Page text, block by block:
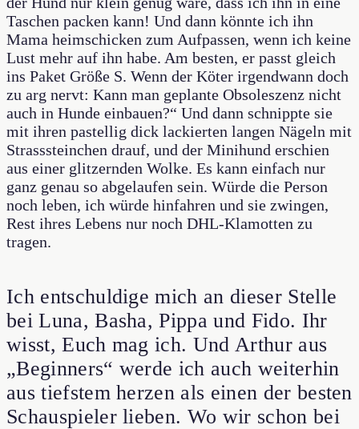
Taschen packen kann! Und dann könnte ich ihn
Mama heimschicken zum Aufpassen, wenn ich keine
Lust mehr auf ihn habe. Am besten, er passt gleich
ins Paket Größe S. Wenn der Köter irgendwann doch
zu arg nervt: Kann man geplante Obsoleszenz nicht
auch in Hunde einbauen?“ Und dann schnippte sie
mit ihren pastellig dick lackierten langen Nägeln mit
Strasssteinchen drauf, und der Minihund erschien
aus einer glitzernden Wolke. Es kann einfach nur
ganz genau so abgelaufen sein. Würde die Person
noch leben, ich würde hinfahren und sie zwingen,
Rest ihres Lebens nur noch DHL-Klamotten zu
tragen.
Ich entschuldige mich an dieser Stelle
bei Luna, Basha, Pippa und Fido. Ihr
wisst, Euch mag ich. Und Arthur aus
„Beginners“ werde ich auch weiterhin
aus tiefstem herzen als einen der besten
Schauspieler lieben. Wo wir schon bei